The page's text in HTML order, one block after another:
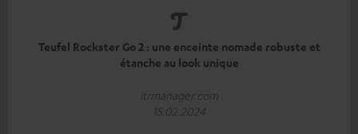
Teufel Rockster Go 2 : une enceinte nomade robuste et
étanche au look unique
itrmanager.com
15.02.2024